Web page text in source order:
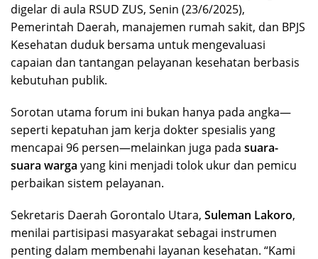
digelar di aula RSUD ZUS, Senin (23/6/2025),
Pemerintah Daerah, manajemen rumah sakit, dan BPJS
Kesehatan duduk bersama untuk mengevaluasi
capaian dan tantangan pelayanan kesehatan berbasis
kebutuhan publik.
Sorotan utama forum ini bukan hanya pada angka—
seperti kepatuhan jam kerja dokter spesialis yang
mencapai 96 persen—melainkan juga pada suara-
suara warga yang kini menjadi tolok ukur dan pemicu
perbaikan sistem pelayanan.
Sekretaris Daerah Gorontalo Utara, Suleman Lakoro,
menilai partisipasi masyarakat sebagai instrumen
penting dalam membenahi layanan kesehatan. “Kami